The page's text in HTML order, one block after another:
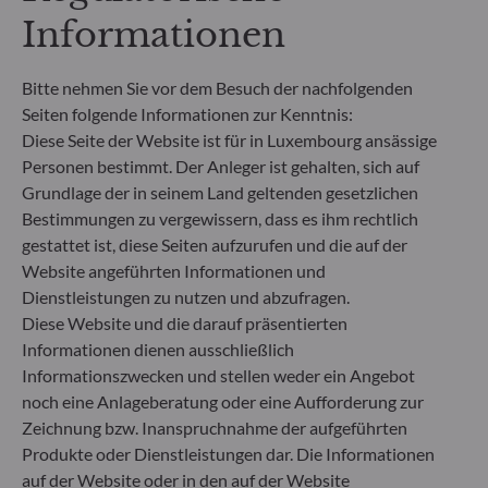
**Die EU-Verordnung zur Offenlegung von
Finance Disclosure Regulation, SFDR) ist ein
Regelwerk der EU, das darauf abzielt, das
Nachhaltigkeitsprofil von Fonds transparent,
besser vergleichbar und für Endinvestoren besser
verständlich zu machen.
Artikel 6: Das Fondsmanagementteam
berücksichtigt bei der Anlageentscheidung keine
Nachhaltigkeitsrisiken oder nachteiligen
Auswirkungen von Anlageentscheidungen auf
Nachhaltigkeitsfaktoren.
Artikel 8: Das Fondsmanagementteam adressiert
Nachhaltigkeitsrisiken, indem es ESG-Kriterien
(Umwelt und/oder Soziales und/oder Governance)
in den Anlageentscheidungsprozess einbezieht.
Artikel 9: Das Fondsmanagementteam verfolgt ein
striktes nachhaltiges Anlageziel, das wesentlich zu
den Herausforderungen des ökologischen
Übergangs beiträgt, und adressiert
Informationen
Bitte nehmen Sie vor dem Besuch der nachfolgenden
Seiten folgende Informationen zur Kenntnis:
Diese Seite der Website ist für in Luxembourg ansässige
Personen bestimmt. Der Anleger ist gehalten, sich auf
Grundlage der in seinem Land geltenden gesetzlichen
Bestimmungen zu vergewissern, dass es ihm rechtlich
gestattet ist, diese Seiten aufzurufen und die auf der
Website angeführten Informationen und
Dienstleistungen zu nutzen und abzufragen.
Diese Website und die darauf präsentierten
Informationen dienen ausschließlich
Informationszwecken und stellen weder ein Angebot
noch eine Anlageberatung oder eine Aufforderung zur
Zeichnung bzw. Inanspruchnahme der aufgeführten
Produkte oder Dienstleistungen dar. Die Informationen
auf der Website oder in den auf der Website